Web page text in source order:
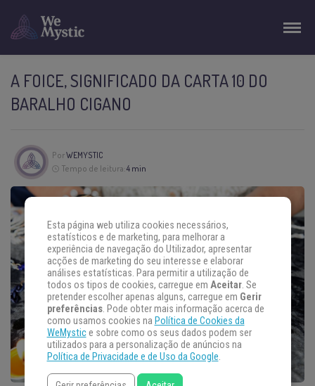
A FOICE, SIGNIFICADO DA CARTA 10 DO
BARALHO CIGANO
PorWEMYSTIC
Tempo de leitura:4 min
Esta página web utiliza cookies necessários,
estatísticos e de marketing, para melhorar a
experiência de navegação do Utilizador, apresentar
acções de marketing do seu interesse e elaborar
análises estatísticas. Para permitir a utilização de
todos os tipos de cookies, carregue em Aceitar. Se
pretender escolher apenas alguns, carregue em Gerir
preferências. Pode obter mais informação acerca de
como usamos cookies na Política de Cookies da
WeMystice sobre como os seus dados podem ser
utilizados para a personalização de anúncios na
Política de Privacidade e de Uso da Google.